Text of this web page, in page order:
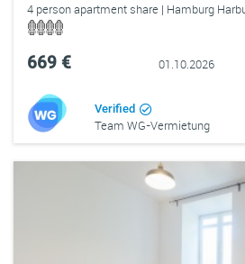
4 person apartment share | Hamburg
669 € 01.10.2026
Verified
Team WG-Vermietung